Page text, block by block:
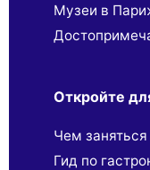
Музеи в
Откройте
Чем
Гид по